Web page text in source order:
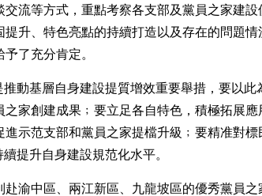
流等方式，重點考察各支部及黨員之家建設
升、特色亮點的持續打造以及存在的問題情
了充分肯定。
動基層自身建設提質增效重要舉措，要以此
家創建成果﹔要立足各自特色，積極拓展應
示范支部和黨員之家提檔升級﹔要精准對標
提升自身建設規范化水平。
渝中區、兩江新區、九龍坡區的優秀黨員之